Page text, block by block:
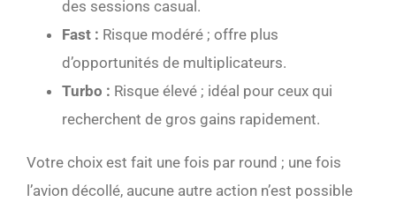
des sessions casual.
Fast : Risque modéré ; offre plus
d’opportunités de multiplicateurs.
Turbo : Risque élevé ; idéal pour ceux qui
recherchent de gros gains rapidement.
Votre choix est fait une fois par round ; une fois
l’avion décollé, aucune autre action n’est possible